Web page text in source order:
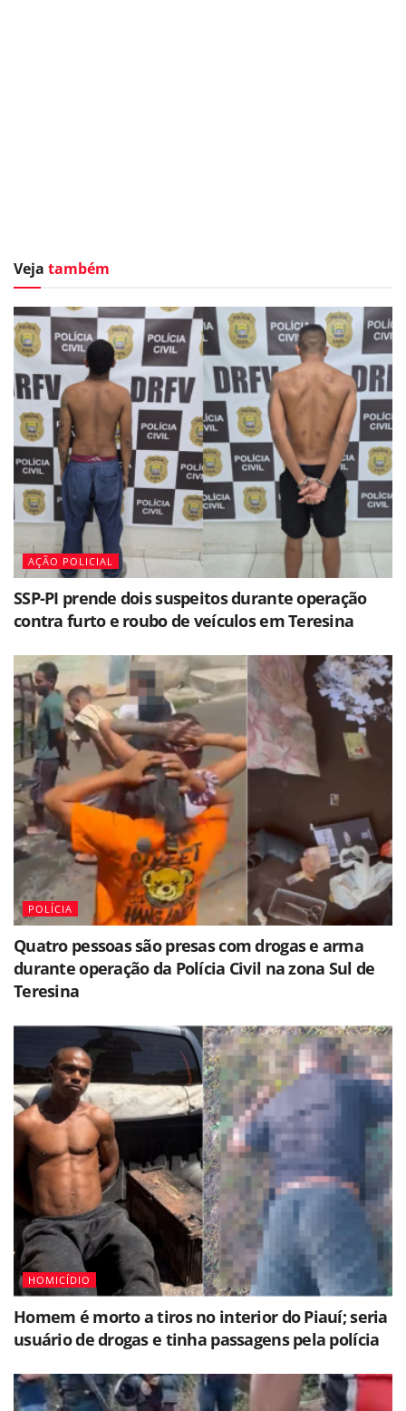
Veja também
AÇÃO POLICIAL
SSP-PI prende dois suspeitos durante operação
contra furto e roubo de veículos em Teresina
POLÍCIA
Quatro pessoas são presas com drogas e arma
durante operação da Polícia Civil na zona Sul de
Teresina
HOMICÍDIO
Homem é morto a tiros no interior do Piauí; seria
usuário de drogas e tinha passagens pela polícia